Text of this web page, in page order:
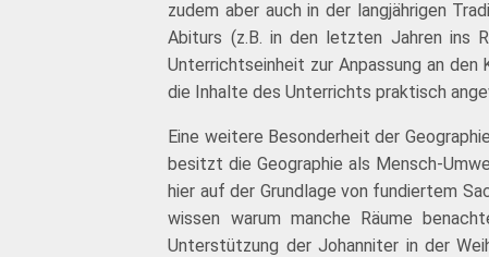
zudem aber auch in der langjährigen
Abiturs (z.B. in den letzten Jahren ins
Unterrichtseinheit zur Anpassung an
die Inhalte des Unterrichts praktisch
Eine weitere Besonderheit der
besitzt die Geographie als Mensch-
hier auf der Grundlage von fundiertem
wissen warum manche Räume
Unterstützung der Johanniter in der